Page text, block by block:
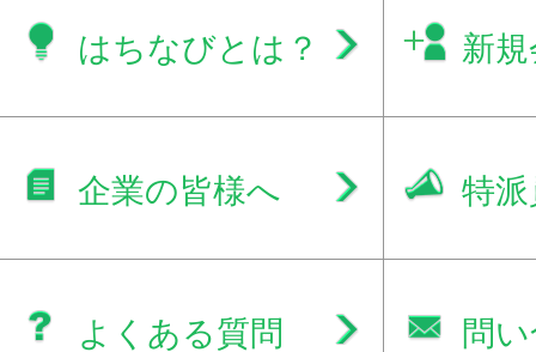
はちなびとは？ 新
企業の皆様へ 特
よくある質問 問